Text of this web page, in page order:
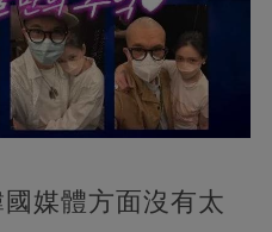
媒體方面沒有太